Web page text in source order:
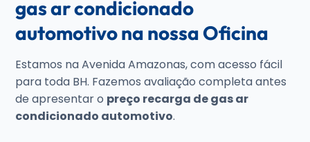
gas ar condicionado
automotivo na nossa Oficina
Estamos na Avenida Amazonas, com acesso fácil
para toda BH. Fazemos avaliação completa antes
de apresentar o preço recarga de gas ar
condicionado automotivo.